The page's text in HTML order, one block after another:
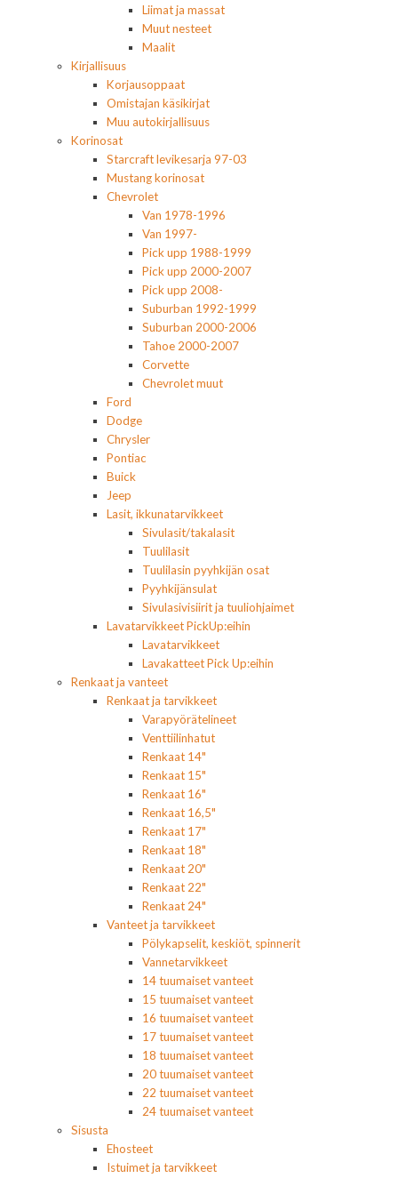
Liimat ja massat
Muut nesteet
Maalit
Kirjallisuus
Korjausoppaat
Omistajan käsikirjat
Muu autokirjallisuus
Korinosat
Starcraft levikesarja 97-03
Mustang korinosat
Chevrolet
Van 1978-1996
Van 1997-
Pick upp 1988-1999
Pick upp 2000-2007
Pick upp 2008-
Suburban 1992-1999
Suburban 2000-2006
Tahoe 2000-2007
Corvette
Chevrolet muut
Ford
Dodge
Chrysler
Pontiac
Buick
Jeep
Lasit, ikkunatarvikkeet
Sivulasit/takalasit
Tuulilasit
Tuulilasin pyyhkijän osat
Pyyhkijänsulat
Sivulasivisiirit ja tuuliohjaimet
Lavatarvikkeet PickUp:eihin
Lavatarvikkeet
Lavakatteet Pick Up:eihin
Renkaat ja vanteet
Renkaat ja tarvikkeet
Varapyörätelineet
Venttiilinhatut
Renkaat 14"
Renkaat 15"
Renkaat 16"
Renkaat 16,5"
Renkaat 17"
Renkaat 18"
Renkaat 20"
Renkaat 22"
Renkaat 24"
Vanteet ja tarvikkeet
Pölykapselit, keskiöt, spinnerit
Vannetarvikkeet
14 tuumaiset vanteet
15 tuumaiset vanteet
16 tuumaiset vanteet
17 tuumaiset vanteet
18 tuumaiset vanteet
20 tuumaiset vanteet
22 tuumaiset vanteet
24 tuumaiset vanteet
Sisusta
Ehosteet
Istuimet ja tarvikkeet